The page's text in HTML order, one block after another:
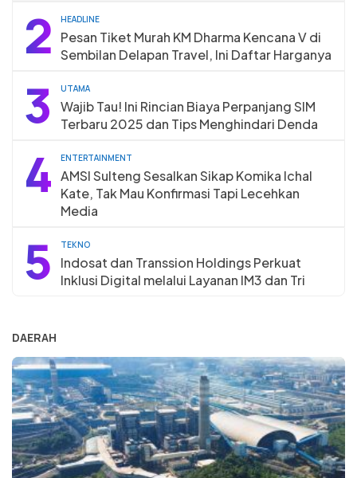
2 HEADLINE
Pesan Tiket Murah KM Dharma Kencana V di
Sembilan Delapan Travel, Ini Daftar Harganya
3 UTAMA
Wajib Tau! Ini Rincian Biaya Perpanjang SIM
Terbaru 2025 dan Tips Menghindari Denda
4 ENTERTAINMENT
AMSI Sulteng Sesalkan Sikap Komika Ichal
Kate, Tak Mau Konfirmasi Tapi Lecehkan
Media
5 TEKNO
Indosat dan Transsion Holdings Perkuat
Inklusi Digital melalui Layanan IM3 dan Tri
DAERAH